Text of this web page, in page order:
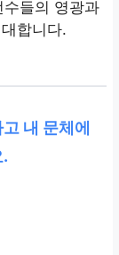
들의 영광과
합니다.
내 문체에